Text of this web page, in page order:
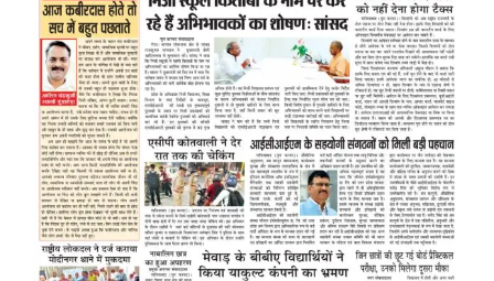
Image